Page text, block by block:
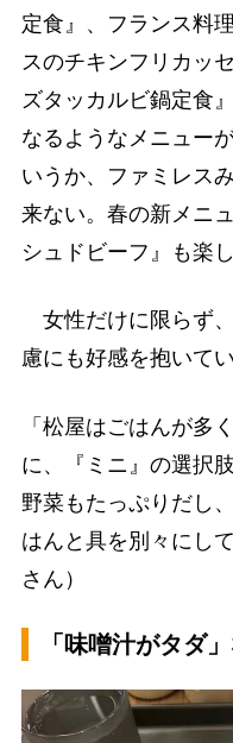
定食』、フランス料
スのチキンフリカッ
ズタッカルビ鍋定食
なるようなメニュー
いうか、ファミレス
来ない。春の新メニ
シュドビーフ』も楽
女性だけに限らず
慮にも好感を抱いて
「松屋はごはんが多
に、『ミニ』の選択
野菜もたっぷりだし
はんと具を別々にし
さん）
「味噌汁がタダ